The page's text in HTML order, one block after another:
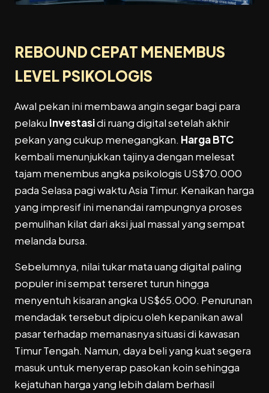
REBOUND CEPAT MENEMBUS
LEVEL PSIKOLOGIS
Awal pekan ini membawa angin segar bagi para
pelaku Investasidi ruang digital setelah akhir
pekan yang cukup menegangkan. Harga BTC
kembali menunjukkan tajinya dengan melesat
tajam menembus angka psikologis US$70.000
pada Selasa pagi waktu Asia Timur. Kenaikan harga
yang impresif ini menandai rampungnya proses
pemulihan kilat dari aksi jual massal yang sempat
melanda bursa.
Sebelumnya, nilai tukar mata uang digital paling
populer ini sempat terseret turun hingga
menyentuh kisaran angka US$65.000. Penurunan
mendadak tersebut dipicu oleh kepanikan awal
pasar terhadap memanasnya situasi di kawasan
Timur Tengah. Namun, daya beli yang kuat segera
masuk untuk menyerap pasokan koin sehingga
kejatuhan harga yang lebih dalam berhasil